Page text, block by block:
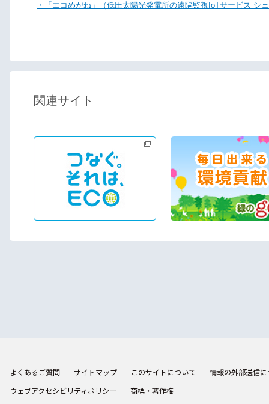
・「エコめがね」（低圧太陽光発電所の遠隔監視IoTサービス シ
関連サイト
よくあるご質問 サイトマップ このサイトについて
情報の外部送信
ウェブアクセシビリティポリシー
商標・著作権